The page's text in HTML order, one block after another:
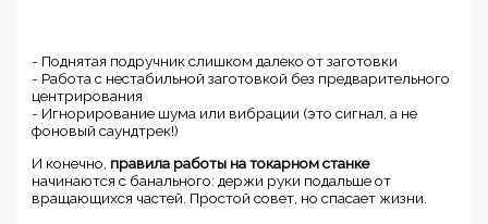
- Поднятая подручник слишком далеко от заготовки
- Работа с нестабильной заготовкой без предварительного
центрирования
- Игнорирование шума или вибрации (это сигнал, а не
фоновый саундтрек!)
И конечно, правила работы на токарном станке
начинаются с банального: держи руки подальше от
вращающихся частей. Простой совет, но спасает жизни.